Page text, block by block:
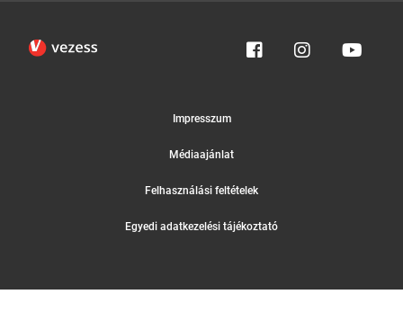
Impresszum
Médiaajánlat
Felhasználási feltételek
Egyedi adatkezelési tájékoztató